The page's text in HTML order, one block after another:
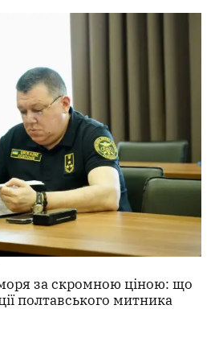
за скромною ціною: що
полтавського митника